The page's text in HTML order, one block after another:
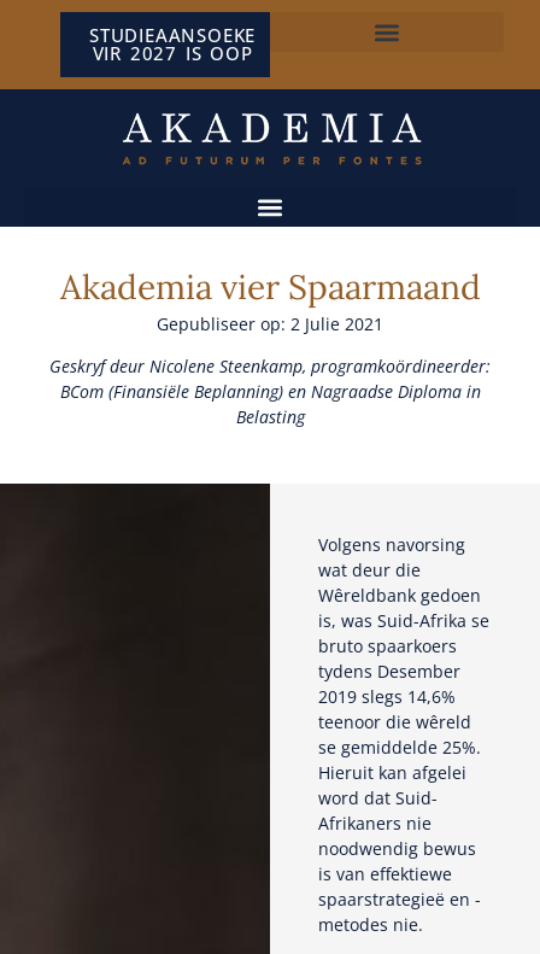
STUDIEAANSOEKE
VIR 2027 IS OOP
Akademia vier Spaarmaand
Gepubliseer op: 2 Julie 2021
Geskryf deur Nicolene Steenkamp, programkoördineerder:
BCom (Finansiële Beplanning) en Nagraadse Diploma in
Belasting
Volgens navorsing
wat deur die
Wêreldbank gedoen
is, was Suid-Afrika se
bruto spaarkoers
tydens Desember
2019 slegs 14,6%
teenoor die wêreld
se gemiddelde 25%.
Hieruit kan afgelei
word dat Suid-
Afrikaners nie
noodwendig bewus
is van effektiewe
spaarstrategieë en -
metodes nie.